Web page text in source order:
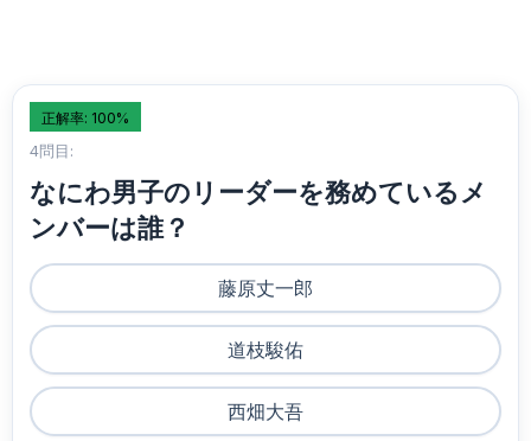
正解率: 100%
4問目:
なにわ男子のリーダーを務めているメ
ンバーは誰？
藤原丈一郎
道枝駿佑
西畑大吾